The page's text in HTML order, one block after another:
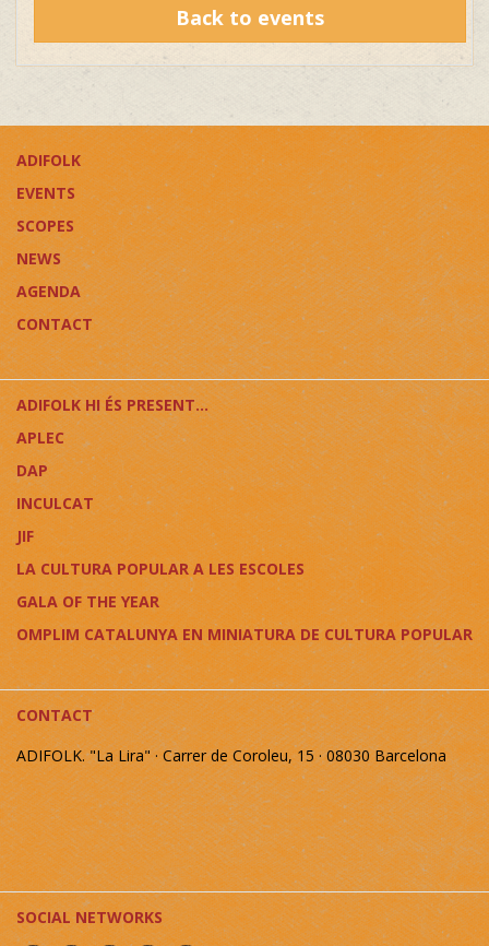
Back to events
ADIFOLK
EVENTS
SCOPES
NEWS
AGENDA
CONTACT
ADIFOLK HI ÉS PRESENT...
APLEC
DAP
INCULCAT
JIF
LA CULTURA POPULAR A LES ESCOLES
GALA OF THE YEAR
OMPLIM CATALUNYA EN MINIATURA DE CULTURA POPULAR
CONTACT
ADIFOLK. "La Lira" · Carrer de Coroleu, 15 · 08030 Barcelona
SOCIAL NETWORKS